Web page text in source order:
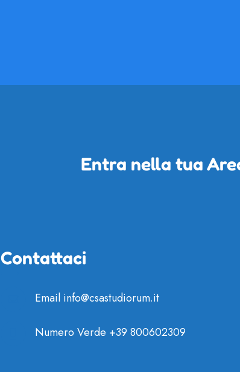
Entra nella tua
Contattaci
Email info@csastudiorum.it
Numero Verde +39 800602309